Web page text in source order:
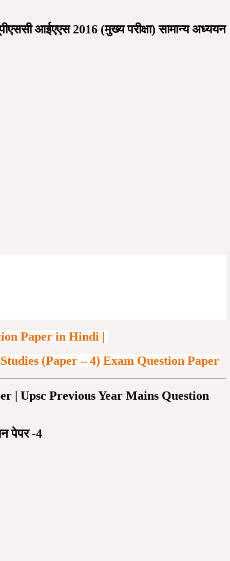
आईएएस 2016 (मुख्य परीक्षा) सामान्य अध्ययन
Paper in Hindi |
(Paper – 4) Exam Question Paper
| Upsc Previous Year Mains Question
पेपर -4